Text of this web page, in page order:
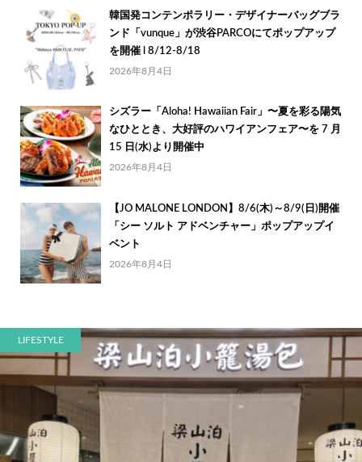
韓国発コンテンポラリー・デザイナーバッグブラ
ンド「vunque」が渋谷PARCOにてポップアップ
を開催 l 8/12-8/18
2026年8月4日
シズラー「Aloha! Hawaiian Fair」〜夏を彩る陽気
なひととき、大好評のハワイアンフェア〜を 7 月
15 日(水)より開催中
2026年8月4日
【JO MALONE LONDON】8/6(木)～8/9(日)開催
「シー ソルト アドベンチャー」ポップアップイ
ベント
2026年8月4日
LIFESTYLE